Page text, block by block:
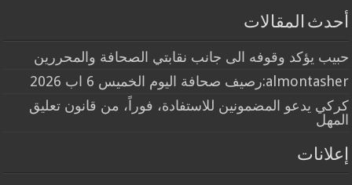
أحدث المقالات
حبيب يؤكد وقوفه الى جانب نقابتي الصحافة والمحررين
almontasher:رصيف صحافة اليوم الخميس 6 اب 2026
كركي يدعو المضمونين للاستفادة، فوراً، من قانون تعليق
المهل
إعلانات